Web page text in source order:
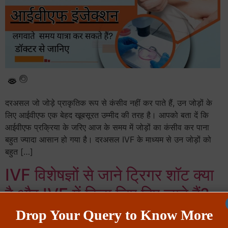
दरअसल जो जोड़े प्राकृतिक रूप से कंसीव नहीं कर पाते हैं, उन जोड़ों के
लिए आईवीएफ एक बेहद खूबसूरत उम्मीद की तरह है। आपको बता दें कि
आईवीएफ प्रक्रिया के जरिए आज के समय में जोड़ों का कंसीव कर पाना
बहुत ज्यादा आसान हो गया है। दरअसल IVF के माध्यम से उन जोड़ों को
बहुत […]
IVF विशेषज्ञों से जाने ट्रिगर शॉट क्या
है और IVF में किस लिए दिए जाते हैं?
Drop Your Query to Know More